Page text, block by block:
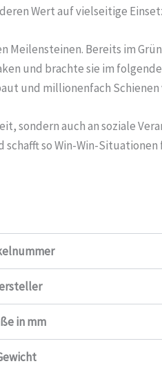
Wert auf vielseitige
Meilensteinen. Bereits im
und brachte sie im
und millionenfach Schienen
sondern auch an soziale
so Win-Win-
in mm